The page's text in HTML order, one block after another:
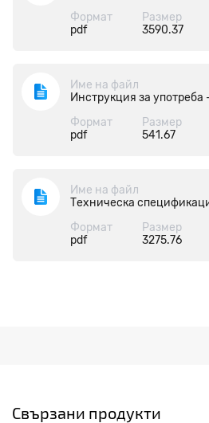
Формат
pdf
Размер
3590.37
Име на файл
Инструкция за употреба
Формат
pdf
Размер
541.67
Име на файл
Техническа
Формат
pdf
Размер
3275.76
Свързани продукти